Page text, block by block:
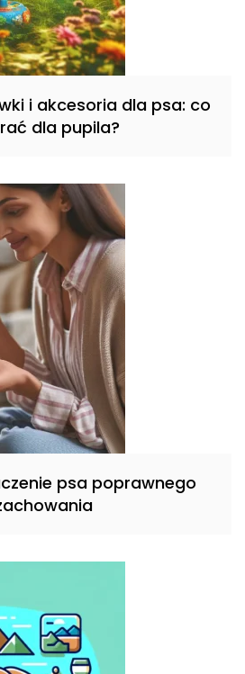
i akcesoria dla psa: co
dla pupila?
psa poprawnego